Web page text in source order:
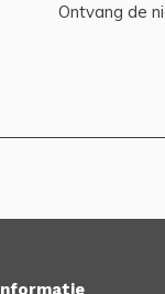
Ontvang de